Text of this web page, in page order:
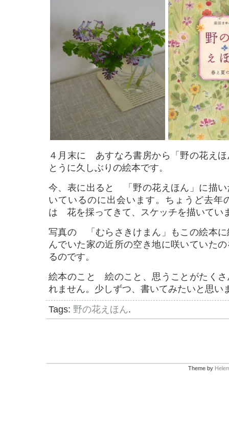
４月末に あすなろ書房から「野の花え
とうに久しぶりの絵本です。
今、表に出ると 「野の花えほん」に描い
いているのに出会います。ちょうど去年
は 花を採ってきて、スケッチを描いてい
写真の 「むらさきけまん」もこの絵本に
んでいた家の近所の空き地に咲いていた
るのです。
絵本のこと 絵のこと、思うことがたくさ
れません。少しずつ、書いてみたいと思い
Tags: 野の花えほん.
Theme by